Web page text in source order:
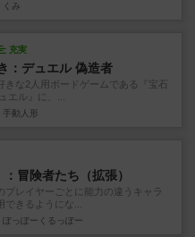
くみ
充実
：デュエル 偽造者
きな2人用ボードゲームである『宝石
エル』に、...
手動人形
冒険者たち（拡張）
プレイヤーごとに能力の違うキャラ
できるようにな...
ぽっぽーくるっぽー